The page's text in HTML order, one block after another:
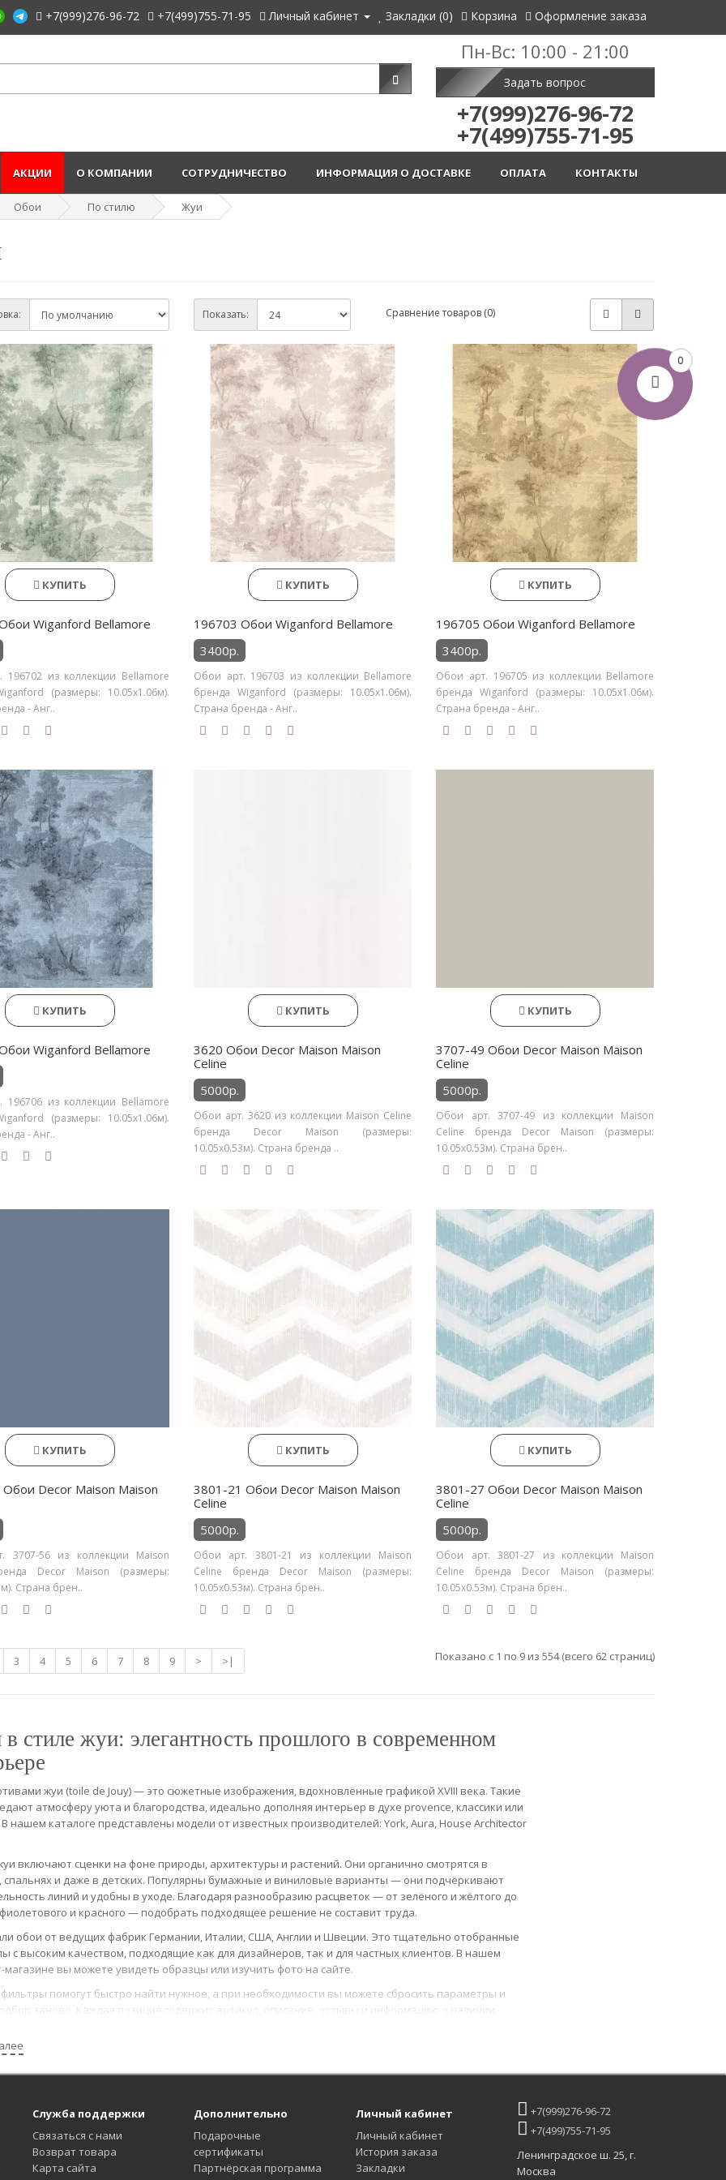
0
+7(999)276-96-72 +7(499)755-71-95 Личный кабинет Закладки (0) Корзина Оформление заказа
Пн-Вс: 10:00 - 21:00
Задать вопрос
+7(999)276-96-72
+7(499)755-71-95
КОНТАКТЫ
ОПЛАТА
ИНФОРМАЦИЯ О ДОСТАВКЕ
СОТРУДНИЧЕСТВО
О КОМПАНИИ
АКЦИИ
Обои По стилю Жуи
Показать: Сравнение товаров (0)
КУПИТЬ
Wiganford Bellamore
196702 из коллекции Bellamore
(размеры: 10.05х1.06м).
- Анг..
КУПИТЬ
196703 Обои Wiganford Bellamore
3400р.
Обои арт. 196703 из коллекции Bellamore
бренда Wiganford (размеры: 10.05х1.06м).
Страна бренда - Анг..
КУПИТЬ
196705 Обои Wiganford Bellamore
3400р.
Обои арт. 196705 из коллекции Bellamore
бренда Wiganford (размеры: 10.05х1.06м).
Страна бренда - Анг..
КУПИТЬ
Wiganford Bellamore
196706 из коллекции Bellamore
(размеры: 10.05х1.06м).
- Анг..
КУПИТЬ
3620 Обои Decor Maison Maison
Celine
5000р.
Обои арт. 3620 из коллекции Maison Celine
бренда Decor Maison (размеры:
10.05х0.53м). Страна бренда ..
КУПИТЬ
3707-49 Обои Decor Maison Maison
Celine
5000р.
Обои арт. 3707-49 из коллекции Maison
Celine бренда Decor Maison (размеры:
10.05х0.53м). Страна брен..
КУПИТЬ
Decor Maison Maison
3707-56 из коллекции Maison
Decor Maison (размеры:
Страна брен..
КУПИТЬ
3801-21 Обои Decor Maison Maison
Celine
5000р.
Обои арт. 3801-21 из коллекции Maison
Celine бренда Decor Maison (размеры:
10.05х0.53м). Страна брен..
КУПИТЬ
3801-27 Обои Decor Maison Maison
Celine
5000р.
Обои арт. 3801-27 из коллекции Maison
Celine бренда Decor Maison (размеры:
10.05х0.53м). Страна брен..
3 4 5 6 7 8 9 > >| Показано с 1 по 9 из 554 (всего 62 страниц)
стиле жуи: элегантность прошлого в современном
жуи (toile de Jouy) — это сюжетные изображения, вдохновлённые графикой XVIII века. Такие
атмосферу уюта и благородства, идеально дополняя интерьер в духе provence, классики или
нашем каталоге представлены модели от известных производителей: York, Aura, House Architector
включают сценки на фоне природы, архитектуры и растений. Они органично смотрятся в
спальнях и даже в детских. Популярны бумажные и виниловые варианты — они подчёркивают
линий и удобны в уходе. Благодаря разнообразию расцветок — от зелёного и жёлтого до
и красного — подобрать подходящее решение не составит труда.
обои от ведущих фабрик Германии, Италии, США, Англии и Швеции. Это тщательно отобранные
с высоким качеством, подходящие как для дизайнеров, так и для частных клиентов. В нашем
магазине вы можете увидеть образцы или изучить фото на сайте.
помогут быстро найти нужное, а при необходимости вы можете сбросить параметры и
заново. Каждая позиция содержит артикул, описание, отзывы и информацию о наличии.
(999) 276-96-72.
Служба поддержки
Связаться с нами
Возврат товара
Карта сайта
Дополнительно
Подарочные
сертификаты
Партнёрская программа
Личный кабинет
Личный кабинет
История заказа
Закладки
+7(999)276-96-72
+7(499)755-71-95
Ленинградское ш. 25, г.
Москва